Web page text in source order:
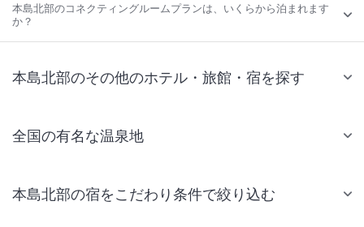
本島北部のコネクティングルームプランは、いくらから泊まれます
か？
本島北部のその他のホテル・旅館・宿を探す
全国の有名な温泉地
本島北部の宿をこだわり条件で絞り込む